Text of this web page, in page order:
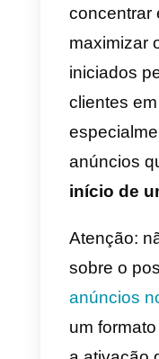
leva os
página
o botão
sem
Tudo o
é clicar